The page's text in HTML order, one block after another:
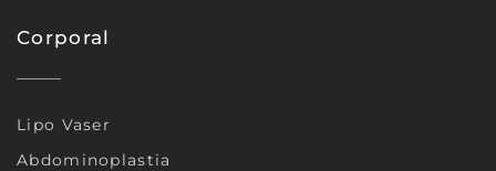
Corporal
Lipo Vaser
Abdominoplastia